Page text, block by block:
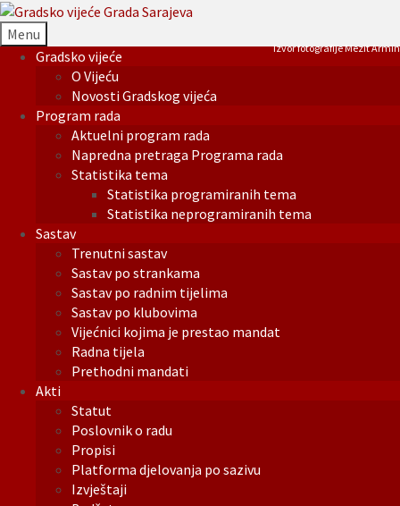
Menu
Gradsko vijeće
O Vijeću
Novosti Gradskog vijeća
Program rada
Aktuelni program rada
Napredna pretraga Programa rada
Statistika tema
Statistika programiranih tema
Statistika neprogramiranih tema
Sastav
Trenutni sastav
Sastav po strankama
Sastav po radnim tijelima
Sastav po klubovima
Vijećnici kojima je prestao mandat
Radna tijela
Prethodni mandati
Akti
Statut
Poslovnik o radu
Propisi
Platforma djelovanja po sazivu
Izvještaji
Izvor fotografije Mezit Armin